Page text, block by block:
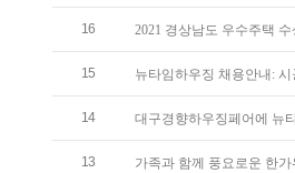
16 2021 경상남도 우수주택
15 뉴타임하우징 채용안내:
14 대구경향하우징페어에 뉴
13 가족과 함께 풍요로운 한